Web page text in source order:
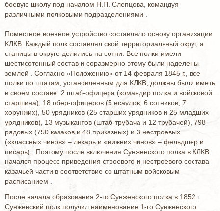
боевую школу под началом Н.П. Слепцова, командуя
различными полковыми подразделениями .
Поместное военное устройство составляло основу организации
КЛКВ. Каждый полк составлял свой территориальный округ, а
станицы в округе делились на сотни. Все полки имели
шестисотенный состав и соразмерно этому были наделены
землей . Согласно «Положению» от 14 февраля 1845 г., все
полки по штатам, установленным для КЛКВ, должны были иметь
в своем составе: 2 штаб-офицера (командир полка и войсковой
старшина), 18 обер-офицеров (5 есаулов, 6 сотников, 7
хорунжих), 50 урядников (25 старших урядников и 25 младших
урядников), 13 музыкантов (штаб-трубача и 12 трубачей), 798
рядовых (750 казаков и 48 приказных) и 3 нестроевых
(«классных чинов» – лекарь и «нижних чинов» – фельдшер и
писарь) . Поэтому после включения Сунженского полка в КЛКВ
начался процесс приведения строевого и нестроевого состава
казачьей части в соответствие со штатным войсковым
расписанием .
После начала образования 2-го Сунженского полка в 1852 г.
Сунженский полк получил наименование 1-го Сунженского